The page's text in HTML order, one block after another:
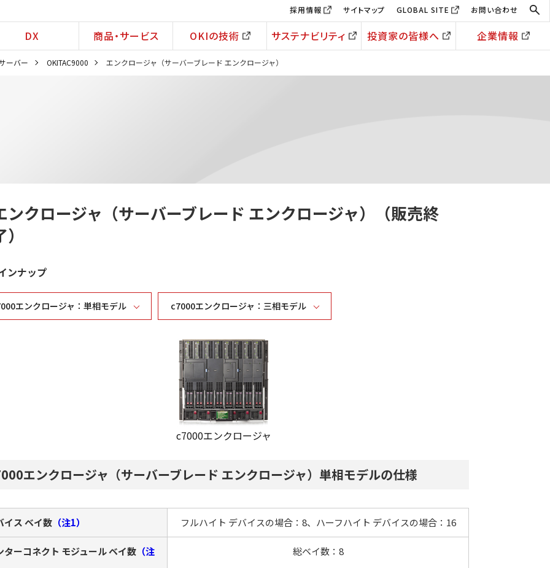
採用情報 サイトマップ GLOBAL SITE お問い合わせ
DX 商品・サービス OKIの技術 サステナビリティ 投資家の皆様へ 企業情報
ーバー OKITAC9000 エンクロージャ（サーバーブレード エンクロージャ）
ンクロージャ（サーバーブレード エンクロージャ）（販売終
ンナップ
エンクロージャ：単相モデル c7000エンクロージャ：三相モデル
c7000エンクロージャ
エンクロージャ（サーバーブレード エンクロージャ）単相モデルの仕様
イス ベイ数 （注1） フルハイト デバイスの場合：8、ハーフハイト デバイスの場合：16
ターコネクト モジュール ベイ数 （注
総ベイ数：8